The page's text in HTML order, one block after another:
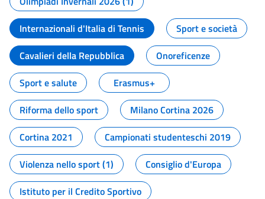
Internazionali d'Italia di Tennis
Sport e società
Cavalieri della Repubblica
Onoreficenze
Sport e salute
Erasmus+
Riforma dello sport
Milano Cortina 2026
Cortina 2021
Campionati studenteschi 2019
Violenza nello sport (1)
Consiglio d'Europa
Istituto per il Credito Sportivo